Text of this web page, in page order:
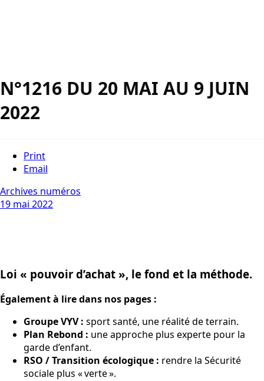
N°1216 DU 20 MAI AU 9 JUIN
2022
Print
Email
Archives numéros
19 mai 2022
Loi « pouvoir d’achat », le fond et la méthode.
Également à lire dans nos pages :
Groupe VYV : sport santé, une réalité de terrain.
Plan Rebond : une approche plus experte pour la
garde d’enfant.
RSO / Transition écologique : rendre la Sécurité
sociale plus « verte ».